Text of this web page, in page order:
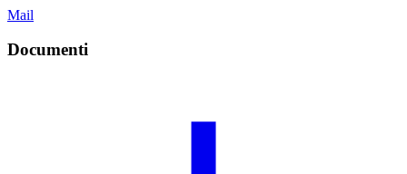
Mail
Documenti